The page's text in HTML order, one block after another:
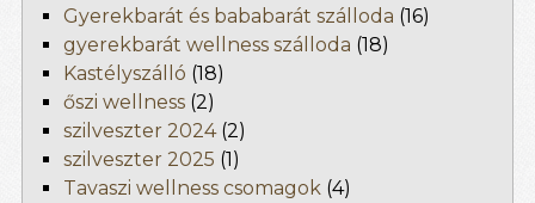
Gyerekbarát és bababarát szálloda (16)
gyerekbarát wellness szálloda (18)
Kastélyszálló (18)
őszi wellness (2)
szilveszter 2024(2)
szilveszter 2025 (1)
Tavaszi wellness csomagok (4)